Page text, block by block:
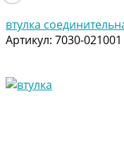
втулка
Артикул: 7030-021001